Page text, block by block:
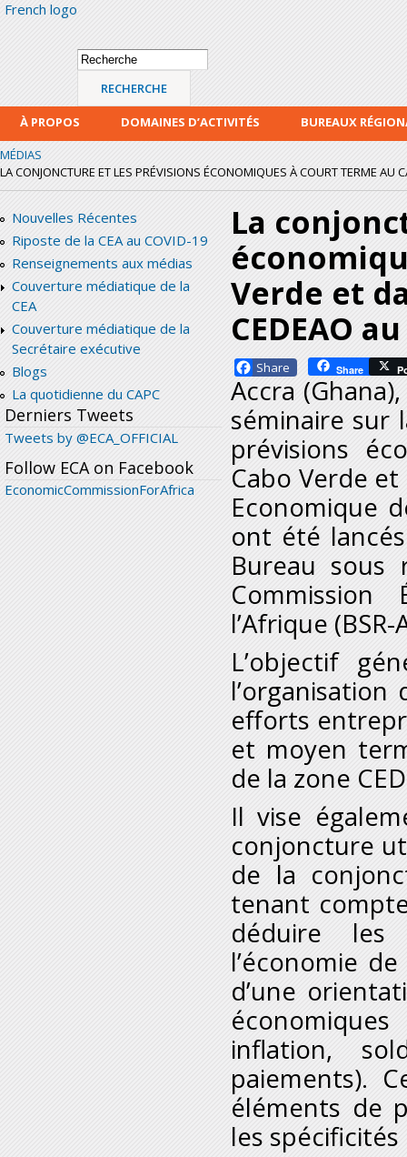
French logo
Formulaire de
recherche
Recherche
À PROPOS DOMAINES D’ACTIVITÉS
BUREAUX
MÉDIAS
LA CONJONCTURE ET LES PRÉVISIONS ÉCONOMIQUES À COURT TERME AU
Nouvelles Récentes
Riposte de la CEA au COVID-19
Renseignements aux médias
Couverture médiatique de la
CEA
Couverture médiatique de la
Secrétaire exécutive
Blogs
La quotidienne du CAPC
Derniers Tweets
Tweets by @ECA_OFFICIAL
Follow ECA on Facebook
EconomicCommissionForAfrica
La
Verde et
CEDEAO
Facebook Share
Accra
séminaire sur
prévisions
Cabo Verde
Economique
ont été
Bureau sous
l’Afrique (BSR-
L’objectif
efforts
et moyen
de la zone
Il vise
conjoncture
de la
tenant
déduire les
l’économie
d’une
inflation,
paiements).
éléments de
les